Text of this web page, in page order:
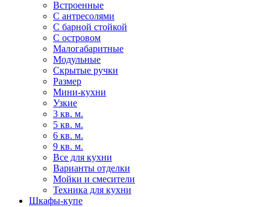
Встроенные
С антресолями
С барной стойкой
С островом
Малогабаритные
Модульные
Скрытые ручки
Размер
Мини-кухни
Узкие
3 кв. м.
5 кв. м.
6 кв. м.
9 кв. м.
Все для кухни
Варианты отделки
Мойки и смесители
Техника для кухни
Шкафы-купе